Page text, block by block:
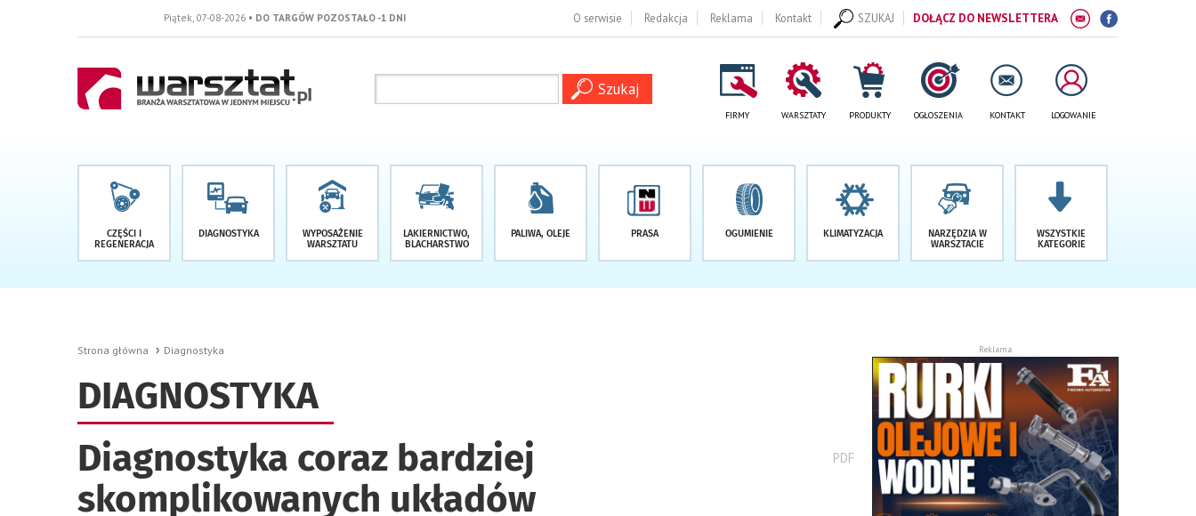
Piątek, 07-08-2026• DO TARGÓW POZOSTAŁO -1 DNI O serwisie Redakcja Reklama Kontakt DOŁĄCZ DO NEWSLETTERA
SZUKAJ
FIRMY WARSZTATY PRODUKTY OGŁOSZENIA KONTAKT LOGOWANIE
CZĘŚCI I
REGENERACJA
DIAGNOSTYKA
WYPOSAŻENIE
WARSZTATU
LAKIERNICTWO,
BLACHARSTWO
PALIWA, OLEJE PRASA OGUMIENIE KLIMATYZACJA
NARZĘDZIA W
WARSZTACIE
WSZYSTKIE
KATEGORIE
Strona główna Diagnostyka
DIAGNOSTYKA
Diagnostyka coraz bardziej
skomplikowanych układów
wydrukuj
podstronę
PDF
Reklama